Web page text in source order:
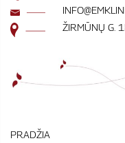
ŽIRMŪNŲ G.
PRADŽIA